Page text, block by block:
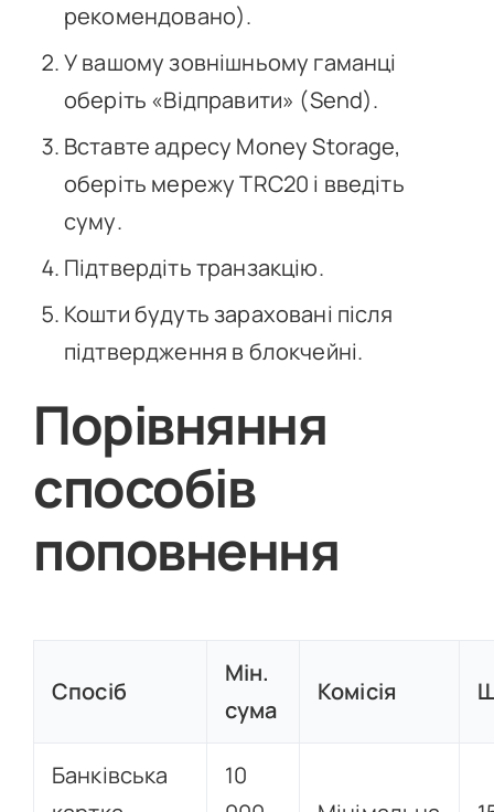
рекомендовано).
У вашому зовнішньому гаманці
оберіть «Відправити» (Send).
Вставте адресу Money Storage,
оберіть мережу TRC20 і введіть
суму.
Підтвердіть транзакцію.
Кошти будуть зараховані після
підтвердження в блокчейні.
Порівняння
способів
поповнення
Спосіб
Мін.
сума
Комісія
Банківська
10